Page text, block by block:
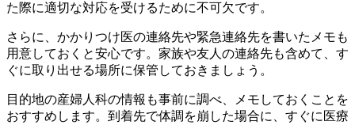
た際に適切な対応を受けるために不可欠です。
さらに、かかりつけ医の連絡先や緊急連絡先を書いたメモも
用意しておくと安心です。家族や友人の連絡先も含めて、す
ぐに取り出せる場所に保管しておきましょう。
目的地の産婦人科の情報も事前に調べ、メモしておくことを
おすすめします。到着先で体調を崩した場合に、すぐに医療